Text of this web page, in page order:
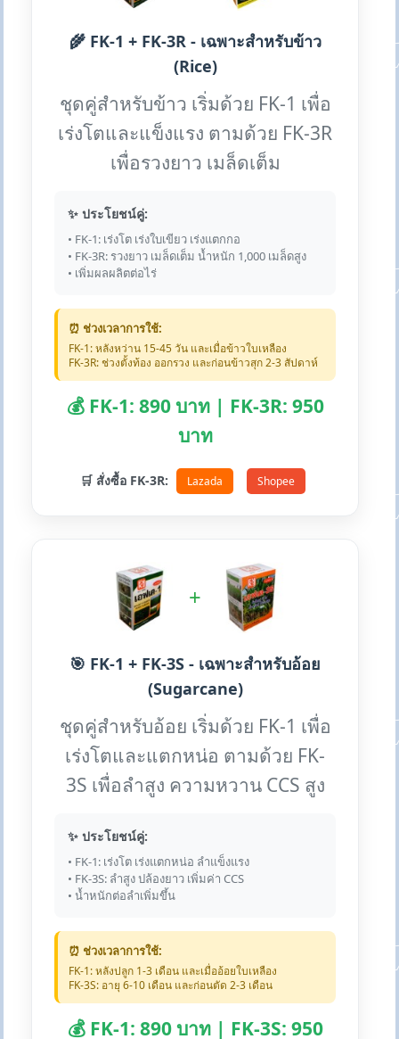
🌾 FK-1 + FK-3R - เฉพาะสำหรับข้าว
(Rice)
ชุดคู่สำหรับข้าว เริ่มด้วย FK-1 เพื่อ
เร่งโตและแข็งแรง ตามด้วย FK-3R
เพื่อรวงยาว เมล็ดเต็ม
✨ ประโยชน์คู่:
• FK-1: เร่งโต เร่งใบเขียว เร่งแตกกอ
• FK-3R: รวงยาว เมล็ดเต็ม น้ำหนัก 1,000 เมล็ดสูง
• เพิ่มผลผลิตต่อไร่
⏰ ช่วงเวลาการใช้:
FK-1: หลังหว่าน 15-45 วัน และเมื่อข้าวใบเหลือง
FK-3R: ช่วงตั้งท้อง ออกรวง และก่อนข้าวสุก 2-3 สัปดาห์
💰 FK-1: 890 บาท | FK-3R: 950
บาท
🛒 สั่งซื้อ FK-3R: Lazada Shopee
+
🎯 FK-1 + FK-3S - เฉพาะสำหรับอ้อย
(Sugarcane)
ชุดคู่สำหรับอ้อย เริ่มด้วย FK-1 เพื่อ
เร่งโตและแตกหน่อ ตามด้วย FK-
3S เพื่อลำสูง ความหวาน CCS สูง
✨ ประโยชน์คู่:
• FK-1: เร่งโต เร่งแตกหน่อ ลำแข็งแรง
• FK-3S: ลำสูง ปล้องยาว เพิ่มค่า CCS
• น้ำหนักต่อลำเพิ่มขึ้น
⏰ ช่วงเวลาการใช้:
FK-1: หลังปลูก 1-3 เดือน และเมื่ออ้อยใบเหลือง
FK-3S: อายุ 6-10 เดือน และก่อนตัด 2-3 เดือน
💰 FK-1: 890 บาท | FK-3S: 950